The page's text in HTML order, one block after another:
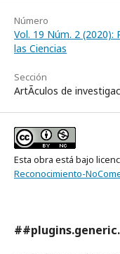
Número
Vol. 19 Núm. 2 (2020):
las Ciencias
Sección
ArtÃ­culos de
Esta obra está bajo
Reconocimiento-